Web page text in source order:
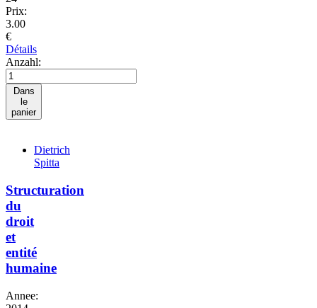
Prix:
3.00
€
Détails
Anzahl:
Dans
le
panier
Dietrich
Spitta
Structuration
du
droit
et
entité
humaine
Annee: